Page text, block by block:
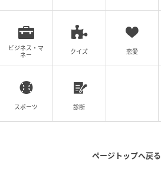
ビジネス・マ
ネー
クイズ 恋愛
スポーツ 診断
ページトップへ戻る